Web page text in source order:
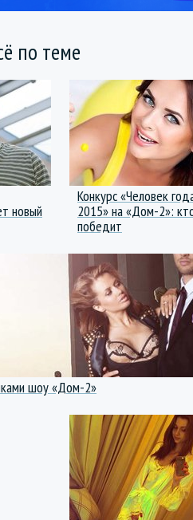
по теме
новый
Конкурс «Человек
2015» на «Дом-2»:
победит
шоу «Дом-2»